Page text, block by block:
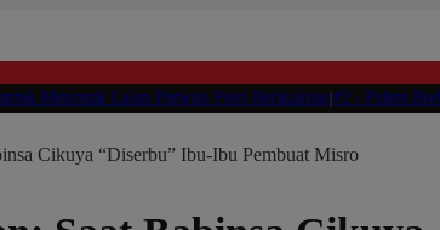
Calon Perwira Polri Berkualitas|#2 -Polres Brebes
Cikuya “Diserbu” Ibu-Ibu Pembuat Misro